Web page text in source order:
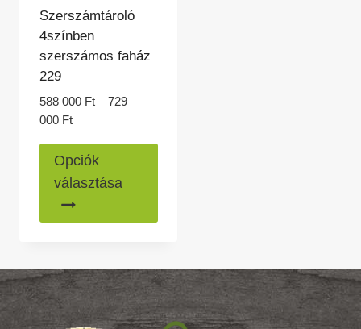
Szerszámtároló
4színben
szerszámos faház
229
588 000 Ft – 729
000 FtÁrtartomány:
000 Ft
-
000 Ft
Opciók
választása
több
A
változatok